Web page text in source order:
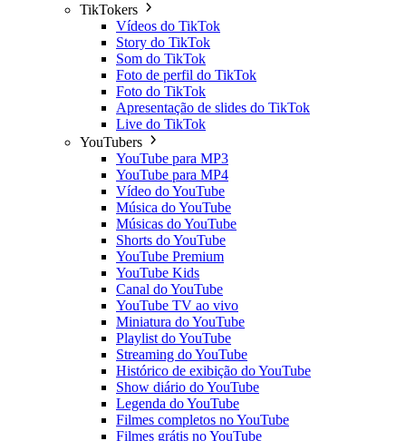
TikTokers
Vídeos do TikTok
Story do TikTok
Som do TikTok
Foto de perfil do TikTok
Foto do TikTok
Apresentação de slides do TikTok
Live do TikTok
YouTubers
YouTube para MP3
YouTube para MP4
Vídeo do YouTube
Música do YouTube
Músicas do YouTube
Shorts do YouTube
YouTube Premium
YouTube Kids
Canal do YouTube
YouTube TV ao vivo
Miniatura do YouTube
Playlist do YouTube
Streaming do YouTube
Histórico de exibição do YouTube
Show diário do YouTube
Legenda do YouTube
Filmes completos no YouTube
Filmes grátis no YouTube